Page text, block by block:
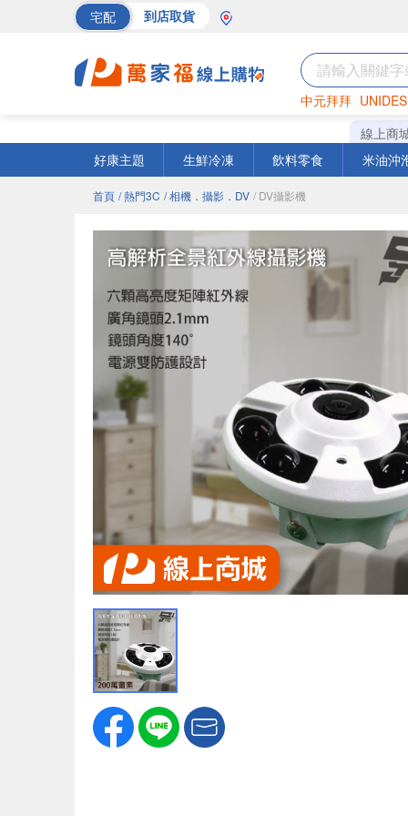
宅配 到店取貨
中元拜拜
罐頭 海苔
線上商
好康主題
生鮮冷凍 飲料零食 米油沖
首頁 / 熱門3C / 相機．攝影．DV / DV攝影機